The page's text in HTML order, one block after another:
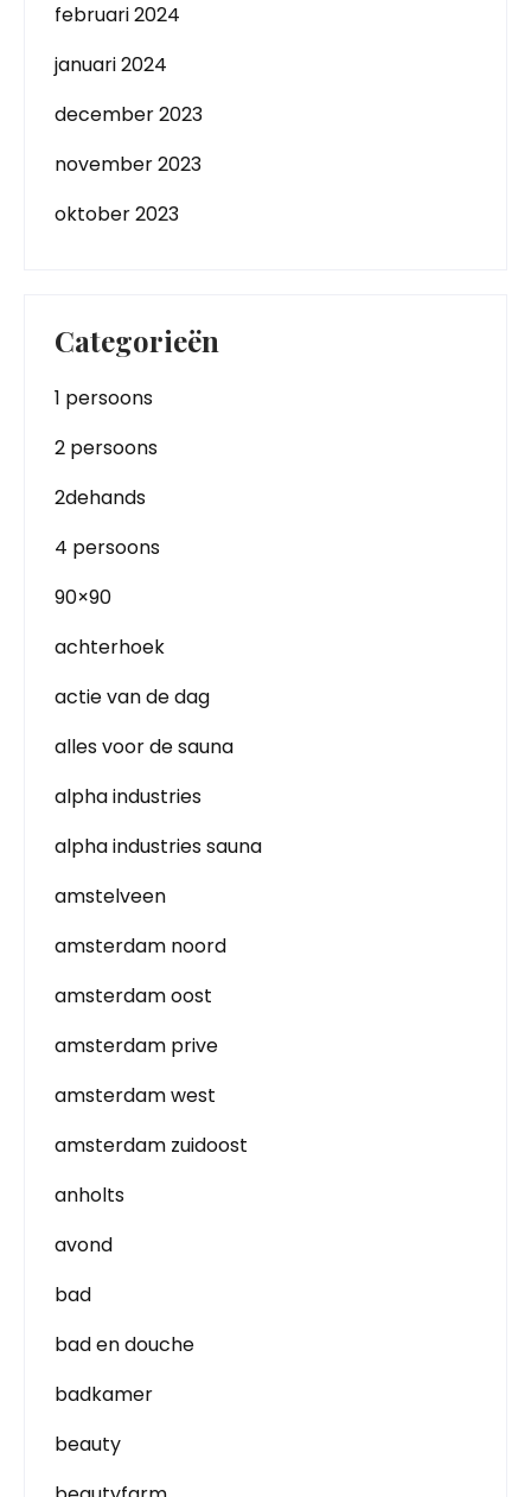
februari 2024
januari 2024
december 2023
november 2023
oktober 2023
Categorieën
1 persoons
2 persoons
2dehands
4 persoons
90×90
achterhoek
actie van de dag
alles voor de sauna
alpha industries
alpha industries sauna
amstelveen
amsterdam noord
amsterdam oost
amsterdam prive
amsterdam west
amsterdam zuidoost
anholts
avond
bad
bad en douche
badkamer
beauty